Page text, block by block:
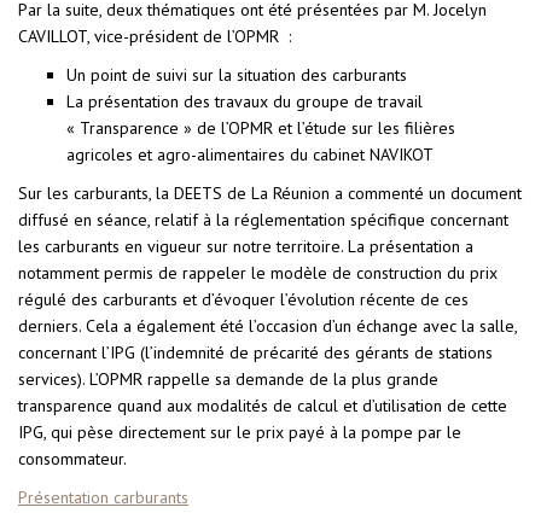
Par la suite, deux thématiques ont été présentées par M. Jocelyn
CAVILLOT, vice-président de l’OPMR :
Un point de suivi sur la situation des carburants
La présentation des travaux du groupe de travail
« Transparence » de l’OPMR et l’étude sur les filières
agricoles et agro-alimentaires du cabinet NAVIKOT
Sur les carburants, la DEETS de La Réunion a commenté un document
diffusé en séance, relatif à la réglementation spécifique concernant
les carburants en vigueur sur notre territoire. La présentation a
notamment permis de rappeler le modèle de construction du prix
régulé des carburants et d’évoquer l’évolution récente de ces
derniers. Cela a également été l’occasion d’un échange avec la salle,
concernant l’IPG (l’indemnité de précarité des gérants de stations
services). L’OPMR rappelle sa demande de la plus grande
transparence quand aux modalités de calcul et d’utilisation de cette
IPG, qui pèse directement sur le prix payé à la pompe par le
consommateur.
Présentation carburants